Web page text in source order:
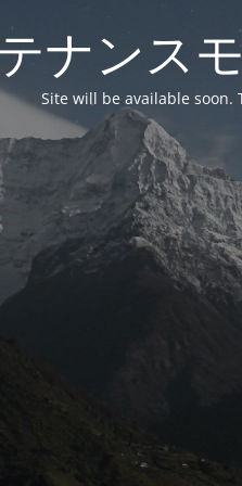
ナンス
Site will be available soon.